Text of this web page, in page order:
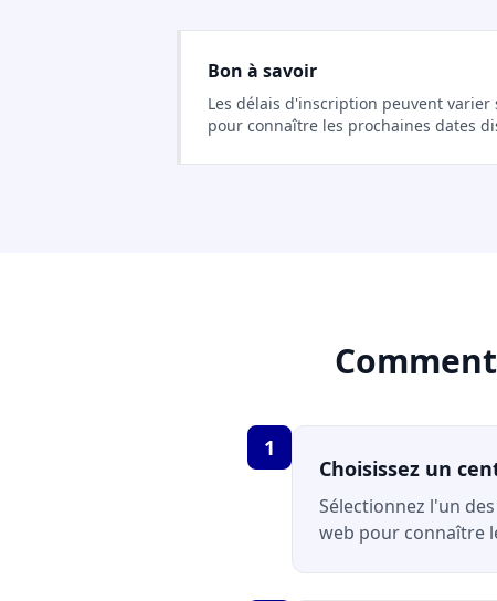
Bon à savoir
Les délais d'inscription peuvent
pour connaître les prochaines dates
1
Choisissez un
Sélectionnez l'un
web pour connaître